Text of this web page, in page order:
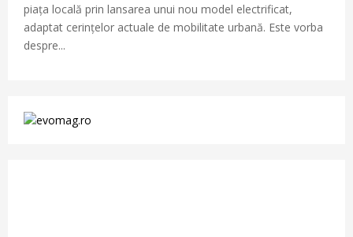
piața locală prin lansarea unui nou model electrificat,
adaptat cerințelor actuale de mobilitate urbană. Este vorba
despre...